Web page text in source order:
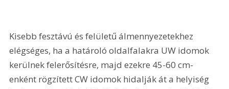
Kisebb fesztávú és felületű álmennyezetekhez
elégséges, ha a határoló oldalfalakra UW idomok
kerülnek felerősítésre, majd ezekre 45-60 cm-
enként rögzített CW idomok hidalják át a helyiség